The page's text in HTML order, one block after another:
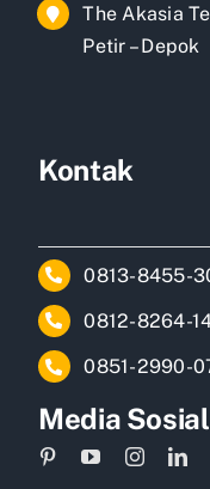
The Akasia
Petir – Depok
Kontak
0813-8455-
0812-8264-
0851-2990-
Media Sosial